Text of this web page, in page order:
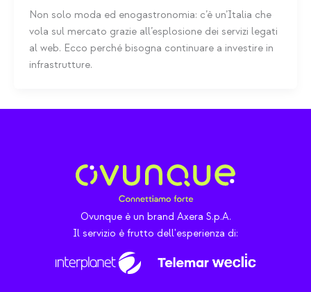
Non solo moda ed enogastronomia: c’è un’Italia che
vola sul mercato grazie all’esplosione dei servizi legati
al web. Ecco perché bisogna continuare a investire in
infrastrutture.
Ovunque è un brand Axera S.p.A.
Il servizio è frutto dell'esperienza di: